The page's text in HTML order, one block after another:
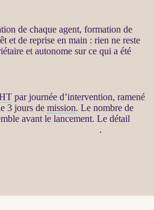
de chaque agent, formation de
et de reprise en main : rien ne reste
et autonome sur ce qui a été
par journée d’intervention, ramené
3 jours de mission. Le nombre de
avant le lancement. Le détail
.